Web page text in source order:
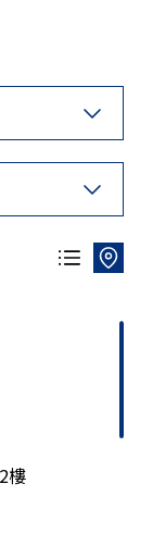
樓